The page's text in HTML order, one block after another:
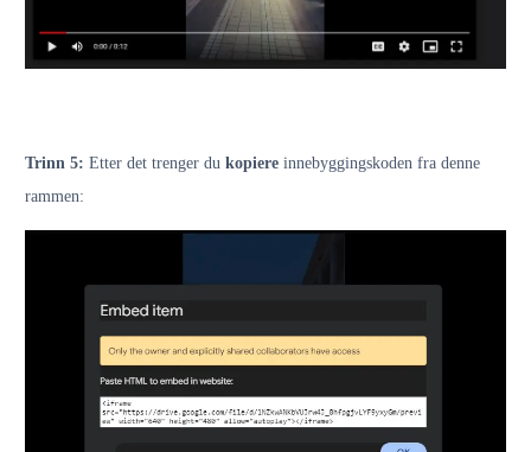
Trinn 5: Etter det trenger du kopiere innebyggingskoden fra denne
rammen: